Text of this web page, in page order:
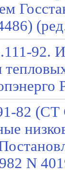
92.
82 (СТ
N